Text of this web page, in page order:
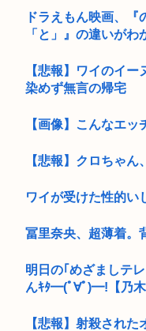
ドラえもん映画、
「と」』の違いがわ
【悲報】ワイのイ
染めず無言の帰宅
【画像】こんなエ
【悲報】クロちゃ
ワイが受けた性的い
冨里奈央、超薄着。
明日の｢めざましテ
んｷﾀ━(ﾟ∀ﾟ)━!【乃木
【悲報】射殺され